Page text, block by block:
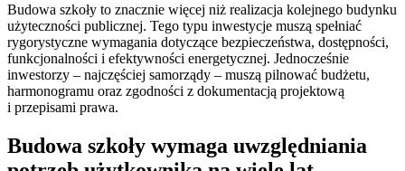
Budowa szkoły to znacznie więcej niż realizacja kolejnego budynku
użyteczności publicznej. Tego typu inwestycje muszą spełniać
rygorystyczne wymagania dotyczące bezpieczeństwa, dostępności,
funkcjonalności i efektywności energetycznej. Jednocześnie
inwestorzy – najczęściej samorządy – muszą pilnować budżetu,
harmonogramu oraz zgodności z dokumentacją projektową
i przepisami prawa.
Budowa szkoły wymaga uwzględniania